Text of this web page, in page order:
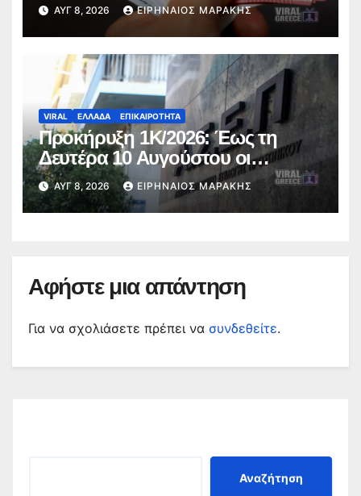
ΑΥΓ 8, 2026 ΕΙΡΗΝΑΊΟΣ ΜΑΡΆΚΗΣ
VIRAL ΕΛΛΑΔΑ ΕΠΙΚΑΙΡΟΤΗΤΑ
Προκήρυξη 1Κ/2026: Έως τη
Δευτέρα 10 Αυγούστου οι
ενστάσεις για τα προσωρινά
αποτελέσματα
ΑΥΓ 8, 2026 ΕΙΡΗΝΑΊΟΣ ΜΑΡΆΚΗΣ
Αφήστε μια απάντηση
Για να σχολιάσετε πρέπει να συνδεθείτε.
Αναζήτηση